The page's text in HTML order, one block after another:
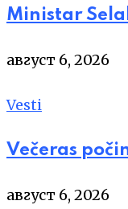
Ministar
август 6, 2026
Vesti
Večeras
август 6, 2026